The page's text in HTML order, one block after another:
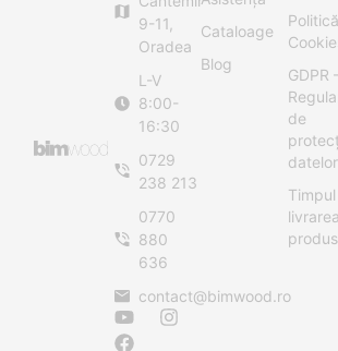
9-11,
Oradea
L-V
8:00-
16:30
0729
238 213
0770
880
636
contact@bimwood.ro
Cataloage
Blog
Politică
GDPR
de
datelor
Timpul
livrarea